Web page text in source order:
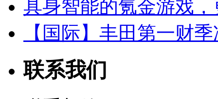
具身智能的氪金游戏
【国际】丰田第一财
联系我们